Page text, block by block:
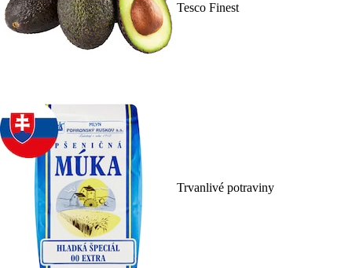
Tesco Finest
Trvanlivé potraviny